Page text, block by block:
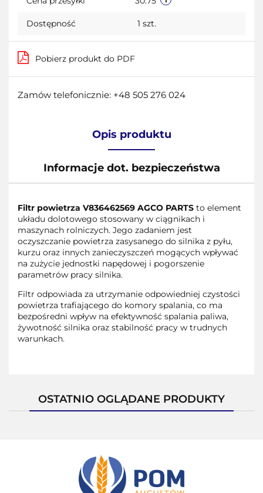
Dostępność 1 szt.
Pobierz produkt do PDF
Zamów telefonicznie: +48 505 276 024
Opis produktu
Informacje dot. bezpieczeństwa
Filtr powietrza V836462569 AGCO PARTS to element
układu dolotowego stosowany w ciągnikach i
maszynach rolniczych. Jego zadaniem jest
oczyszczanie powietrza zasysanego do silnika z pyłu,
kurzu oraz innych zanieczyszczeń mogących wpływać
na zużycie jednostki napędowej i pogorszenie
parametrów pracy silnika.
Filtr odpowiada za utrzymanie odpowiedniej czystości
powietrza trafiającego do komory spalania, co ma
bezpośredni wpływ na efektywność spalania paliwa,
żywotność silnika oraz stabilność pracy w trudnych
warunkach.
OSTATNIO OGLĄDANE PRODUKTY